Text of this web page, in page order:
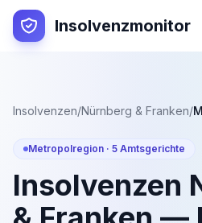
Insolvenzmonitor
Insolvenzen/Nürnberg & Franken/
Metropolregion · 5 Amtsgerichte
Insolvenzen